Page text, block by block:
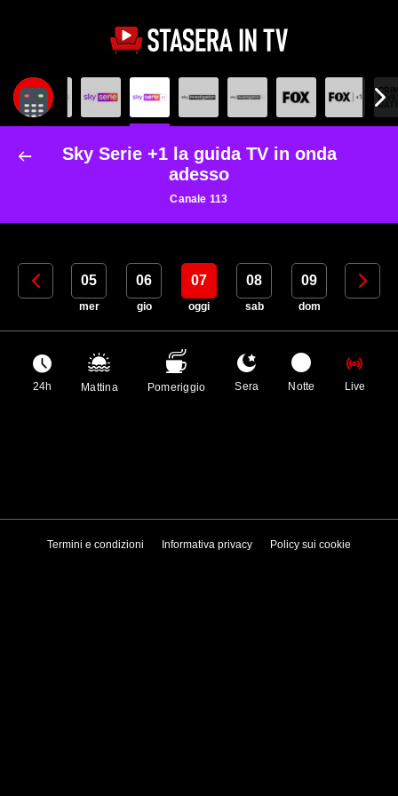
Sky Serie +1 la guida TV in onda
adesso
Canale 113
04 05
mer
06
gio
07
oggi
08
sab
09
dom
10
24h Mattina Pomeriggio Sera Notte Live
Termini e condizioni Informativa privacy Policy sui cookie